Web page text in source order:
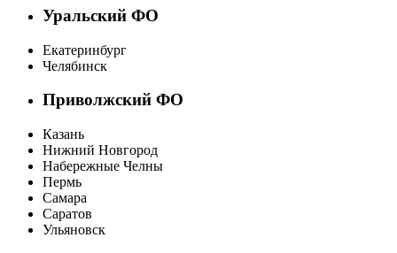
Уральский ФО
Екатеринбург
Челябинск
Приволжский ФО
Казань
Нижний Новгород
Набережные Челны
Пермь
Самара
Саратов
Ульяновск